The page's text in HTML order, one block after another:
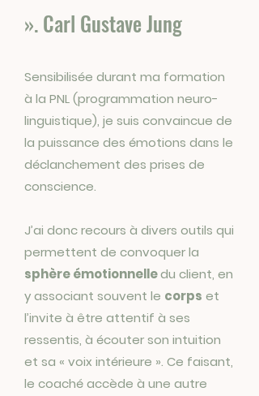
». Carl Gustave Jung
Sensibilisée durant ma formation
à la PNL (programmation neuro-
linguistique), je suis convaincue de
la puissance des émotions dans le
déclanchement des prises de
conscience.
J’ai donc recours à divers outils qui
permettent de convoquer la
sphère émotionnelledu client, en
y associant souvent le corps et
l’invite à être attentif à ses
ressentis, à écouter son intuition
et sa « voix intérieure ». Ce faisant,
le coaché accède à une autre